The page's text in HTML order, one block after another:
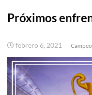
Próximos
febrero 6, 2021